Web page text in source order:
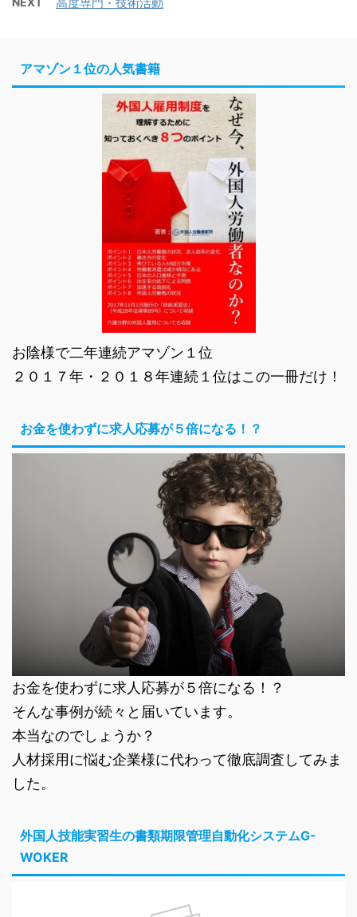
高度専門・技術活動
アマゾン１位の人気書籍
お陰様で二年連続アマゾン１位
２０１７年・２０１８年連続１位はこの一冊だけ！
お金を使わずに求人応募が５倍になる！？
お金を使わずに求人応募が５倍になる！？
そんな事例が続々と届いています。
本当なのでしょうか？
人材採用に悩む企業様に代わって徹底調査してみま
した。
外国人技能実習生の書類期限管理自動化システムG-
WOKER